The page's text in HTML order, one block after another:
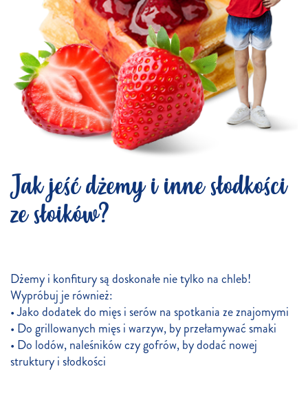
Jak jeść dżemy i inne słodkości
ze słoików?
Dżemy i konfitury są doskonałe nie tylko na chleb!
Wypróbuj je również:
• Jako dodatek do mięs i serów na spotkania ze znajomymi
• Do grillowanych mięs i warzyw, by przełamywać smaki
• Do lodów, naleśników czy gofrów, by dodać nowej
struktury i słodkości